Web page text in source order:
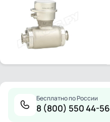
Бесплатно по России
8 (800) 550 44-56